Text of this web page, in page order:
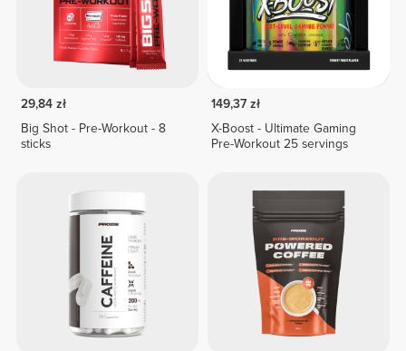
29,84 zł
Big Shot - Pre-Workout - 8
sticks
149,37 zł
X-Boost - Ultimate Gaming
Pre-Workout 25 servings